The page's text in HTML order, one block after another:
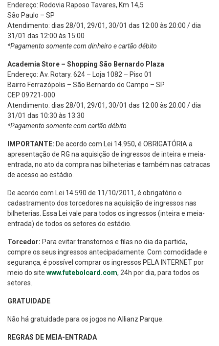
Endereço: Rodovia Raposo Tavares, Km 14,5
São Paulo – SP
Atendimento: dias 28/01, 29/01, 30/01 das 12:00 às 20:00 / dia
31/01 das 12:00 às 15:00
*Pagamento somente com dinheiro e cartão débito
Academia Store – Shopping São Bernardo Plaza
Endereço: Av. Rotary. 624 – Loja 1082 – Piso 01
Bairro Ferrazópolis – São Bernardo do Campo – SP
CEP 09721-000
Atendimento: dias 28/01, 29/01, 30/01 das 12:00 às 20:00 / dia
31/01 das 10:30 às 13:30
*Pagamento somente com cartão débito
IMPORTANTE: De acordo com Lei 14.950, é OBRIGATÓRIA a
apresentação de RG na aquisição de ingressos de inteira e meia-
entrada, no ato da compra nas bilheterias e também nas catracas
de acesso ao estádio.
De acordo com Lei 14.590 de 11/10/2011, é obrigatório o
cadastramento dos torcedores na aquisição de ingressos nas
bilheterias. Essa Lei vale para todos os ingressos (inteira e meia-
entrada) de todos os setores do estádio.
Torcedor: Para evitar transtornos e filas no dia da partida,
compre os seus ingressos antecipadamente. Com comodidade e
segurança, é possível comprar os ingressos PELA INTERNET por
meio do site www.futebolcard.com, 24h por dia, para todos os
setores.
GRATUIDADE
Não há gratuidade para os jogos no Allianz Parque.
REGRAS DE MEIA-ENTRADA